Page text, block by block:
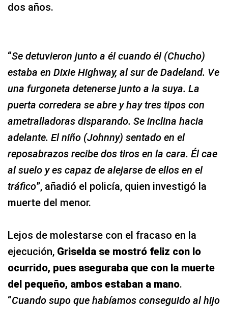
dos años.
“Se detuvieron junto a él cuando él (Chucho)
estaba en Dixie Highway, al sur de Dadeland. Ve
una furgoneta detenerse junto a la suya. La
puerta corredera se abre y hay tres tipos con
ametralladoras disparando. Se inclina hacia
adelante. El niño (Johnny) sentado en el
reposabrazos recibe dos tiros en la cara. Él cae
al suelo y es capaz de alejarse de ellos en el
tráfico”, añadió el policía, quien investigó la
muerte del menor.
Lejos de molestarse con el fracaso en la
ejecución, Griselda se mostró feliz con lo
ocurrido, pues aseguraba que con la muerte
del pequeño, ambos estaban a mano.
“Cuando supo que habíamos conseguido al hijo